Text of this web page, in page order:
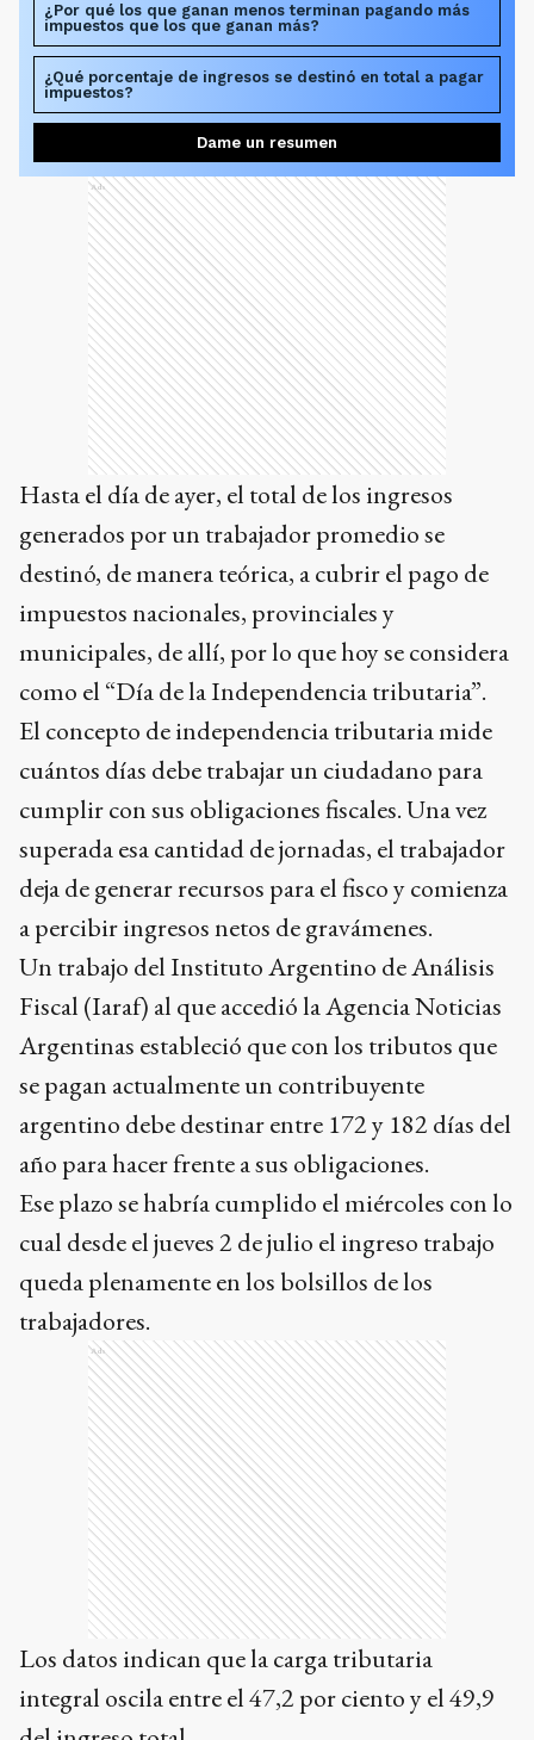
¿Por qué los que ganan menos terminan pagando más
impuestos que los que ganan más?
¿Qué porcentaje de ingresos se destinó en total a pagar
impuestos?
Dame un resumen
Ads
Hasta el día de ayer, el total de los ingresos
generados por un trabajador promedio se
destinó, de manera teórica, a cubrir el pago de
impuestos nacionales, provinciales y
municipales, de allí, por lo que hoy se considera
como el “Día de la Independencia tributaria”.
El concepto de independencia tributaria mide
cuántos días debe trabajar un ciudadano para
cumplir con sus obligaciones fiscales. Una vez
superada esa cantidad de jornadas, el trabajador
deja de generar recursos para el fisco y comienza
a percibir ingresos netos de gravámenes.
Un trabajo del Instituto Argentino de Análisis
Fiscal (Iaraf) al que accedió la Agencia Noticias
Argentinas estableció que con los tributos que
se pagan actualmente un contribuyente
argentino debe destinar entre 172 y 182 días del
año para hacer frente a sus obligaciones.
Ese plazo se habría cumplido el miércoles con lo
cual desde el jueves 2 de julio el ingreso trabajo
queda plenamente en los bolsillos de los
trabajadores.
Ads
Los datos indican que la carga tributaria
integral oscila entre el 47,2 por ciento y el 49,9